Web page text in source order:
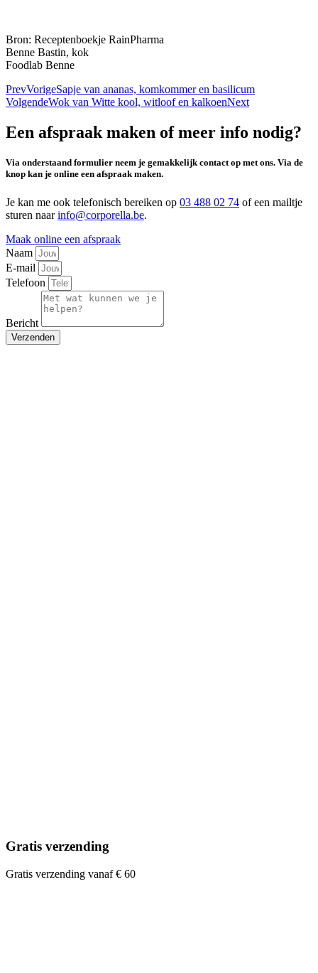
Bron: Receptenboekje RainPharma
Benne Bastin, kok
Foodlab Benne
PrevVorigeSapje van ananas, komkommer en basilicum
VolgendeWok van Witte kool, witloof en kalkoenNext
Een afspraak maken of meer info nodig?
Via onderstaand formulier neem je gemakkelijk contact op met ons. Via de
knop kan je online een afspraak maken.
Je kan me ook telefonisch bereiken op 03 488 02 74 of een mailtje
sturen naarinfo@corporella.be.
Maak online een afspraak
Naam
E-mail
Telefoon
Bericht
Verzenden
Gratis verzending
Gratis verzending vanaf € 60